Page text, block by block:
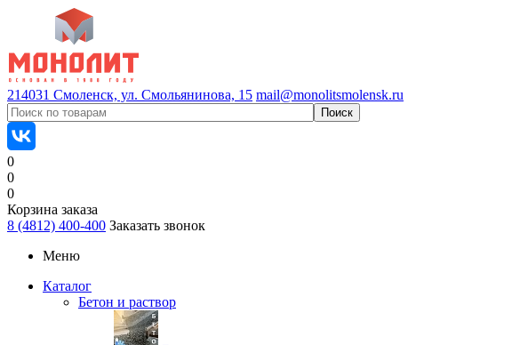
214031 Смоленск, ул. Смольянинова, 15 mail@monolitsmolensk.ru
0
0
0
Корзина заказа
8 (4812) 400-400 Заказать звонок
Меню
Каталог
Бетон и раствор